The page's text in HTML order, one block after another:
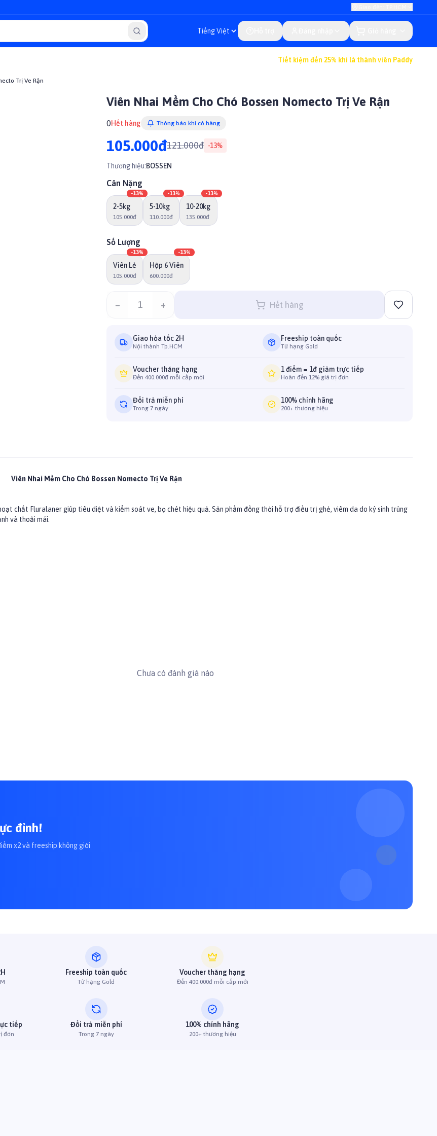
Tiết kiệm đến 25% khi là thành viên Paddy
Trị Ve Rận
Viên Nhai Mềm Cho Chó Bossen Nomecto Trị Ve Rận
0Hết hàng Thông báo khi có hàng
105.000đ121.000đ -13%
Thương hiệu:BOSSEN
Cân Nặng
2-5kg
105.000đ
-13%
5-10kg
110.000đ
-13%
10-20kg
135.000đ
-13%
Số Lượng
Viên Lẻ
105.000đ
-13%
Hộp 6 Viên
600.000đ
-13%
− 1 + Hết hàng
Giao hỏa tốc 2H
Nội thành Tp.HCM
Freeship toàn quốc
Từ hạng Gold
Voucher thăng hạng
Đến 400.000đ mỗi cấp mới
1 điểm = 1đ giảm trực tiếp
Hoàn đến 12% giá trị đơn
Đổi trả miễn phí
Trong 7 ngày
100% chính hãng
200+ thương hiệu
Viên Nhai Mềm Cho Chó Bossen Nomecto Trị Ve Rận
chất Fluralaner giúp tiêu diệt và kiểm soát ve, bọ chét hiệu quả. Sản phẩm đồng thời hỗ trợ điều trị ghẻ, viêm da do ký sinh trùng
và thoải mái.
Chưa có đánh giá nào
đỉnh!
x2 và freeship không giới
Freeship toàn quốc
Từ hạng Gold
Voucher thăng hạng
Đến 400.000đ mỗi cấp mới
tiếp
đơn
Đổi trả miễn phí
Trong 7 ngày
100% chính hãng
200+ thương hiệu